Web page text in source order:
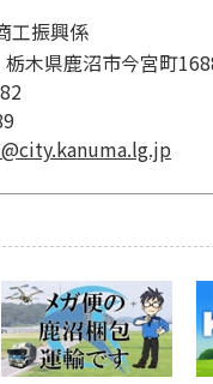
工振興係
木県鹿沼市今宮町